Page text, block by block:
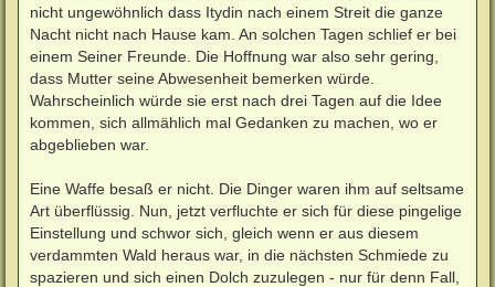
nicht ungewöhnlich dass Itydin nach einem Streit die ganze
Nacht nicht nach Hause kam. An solchen Tagen schlief er bei
einem Seiner Freunde. Die Hoffnung war also sehr gering,
dass Mutter seine Abwesenheit bemerken würde.
Wahrscheinlich würde sie erst nach drei Tagen auf die Idee
kommen, sich allmählich mal Gedanken zu machen, wo er
abgeblieben war.
Eine Waffe besaß er nicht. Die Dinger waren ihm auf seltsame
Art überflüssig. Nun, jetzt verfluchte er sich für diese pingelige
Einstellung und schwor sich, gleich wenn er aus diesem
verdammten Wald heraus war, in die nächsten Schmiede zu
spazieren und sich einen Dolch zuzulegen - nur für denn Fall,